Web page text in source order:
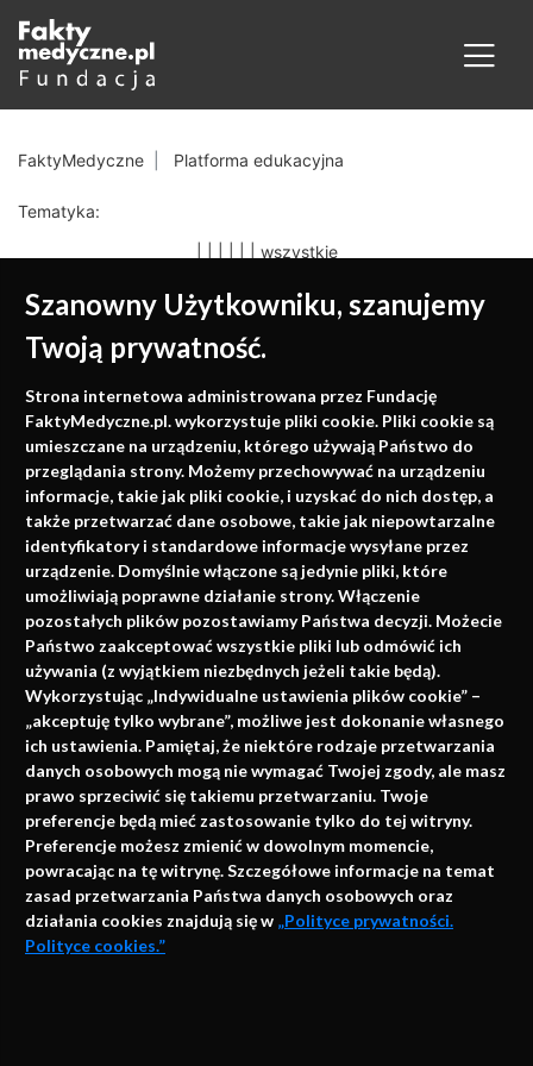
Szanowny Użytkowniku, szanujemy
Twoją prywatność.
Strona internetowa administrowana przez Fundację
FaktyMedyczne.pl. wykorzystuje pliki cookie. Pliki cookie są
umieszczane na urządzeniu, którego używają Państwo do
przeglądania strony. Możemy przechowywać na urządzeniu
informacje, takie jak pliki cookie, i uzyskać do nich dostęp, a
także przetwarzać dane osobowe, takie jak niepowtarzalne
identyfikatory i standardowe informacje wysyłane przez
urządzenie. Domyślnie włączone są jedynie pliki, które
umożliwiają poprawne działanie strony. Włączenie
pozostałych plików pozostawiamy Państwa decyzji. Możecie
Państwo zaakceptować wszystkie pliki lub odmówić ich
używania (z wyjątkiem niezbędnych jeżeli takie będą).
Wykorzystując „Indywidualne ustawienia plików cookie” –
„akceptuję tylko wybrane”, możliwe jest dokonanie własnego
ich ustawienia. Pamiętaj, że niektóre rodzaje przetwarzania
danych osobowych mogą nie wymagać Twojej zgody, ale masz
prawo sprzeciwić się takiemu przetwarzaniu. Twoje
preferencje będą mieć zastosowanie tylko do tej witryny.
Preferencje możesz zmienić w dowolnym momencie,
powracając na tę witrynę. Szczegółowe informacje na temat
zasad przetwarzania Państwa danych osobowych oraz
działania cookies znajdują się w „Polityce prywatności.
Polityce cookies.”
FaktyMedyczne Platforma edukacyjna
Tematyka:
wszystkie
Medycyna oparta na
faktach
Konferencje, szkolenia, e-learning, wydawnictwo
Napisz do nas
info@faktymedyczne.pl
ul. Towarowa 2
43-460 Wisła
Redakcja medyczna:
ul. Wolności 338b